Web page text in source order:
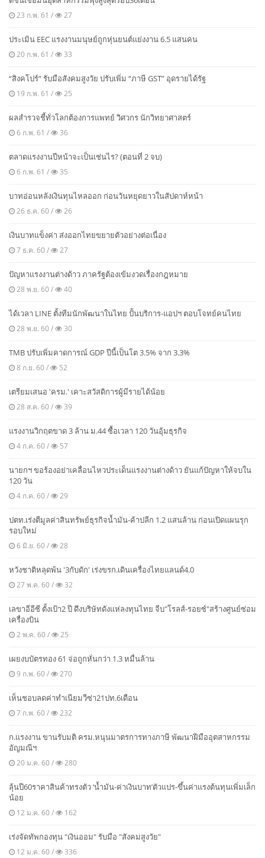
23 ก.พ. 61 / 27
ประเมิน EEC แรงงานมนุษย์ถูกหุ่นยนต์แย่งงาน 6.5 แสนคน
20 ก.พ. 61 / 33
“สิงคโปร์” รับมือสังคมสูงวัย ปรับเพิ่ม “ภาษี GST” อุดรายได้รัฐ
19 ก.พ. 61 / 25
ผลสำรวจชี้ทั่วโลกต้องการแพทย์ วิศวกร นักวิทยาศาสตร์
6 ก.พ. 61 / 36
ตลาดแรงงานปีหน้าจะเป็นเช่นไร? (ตอนที่ 2 จบ)
6 ก.พ. 61 / 35
บาทอ่อนหลังเงินทุนไหลออก ก่อนวันหยุดยาวในสัปดาห์หน้า
26 ธ.ค. 60 / 26
เงินบาทแข็งค่า ส่งออกไทยขยายตัวอย่างต่อเนื่อง
7 ธ.ค. 60 / 27
ปัญหาแรงงานต่างด้าว ภาครัฐต้องเข้มงวดเรื่องกฎหมาย
28 พ.ย. 60 / 40
ได้เวลา LINE ตั้งทีมนักพัฒนาในไทย ปั้นบริการ-แอปฯ ตอบโจทย์คนไทย
28 พ.ย. 60 / 30
TMB ปรับเพิ่มคาดการณ์ GDP ปีนี้เป็นโต 3.5% จาก 3.3%
8 ก.ย. 60 / 52
เตรียมเสนอ 'ครม.' เคาะสวัสดิการผู้มีรายได้น้อย
28 ส.ค. 60 / 39
แรงงานวิกฤตขาด 3 ล้าน ม.44 ซื้อเวลา 120 วันอุ้มธุรกิจ
4 ก.ค. 60 / 57
นายกฯ ขอร้องอย่าเคลื่อนไหวประเด็นแรงงานต่างด้าว ยันแก้ปัญหาให้จบใน
120 วัน
4 ก.ค. 60 / 29
ปตท.เร่งตีมูลค่าสินทรัพย์ธุรกิจน้ำมัน-ค้าปลีก 1.2 แสนล้าน ก่อนเปิดแผนรุก
รอบใหม่
6 มิ.ย. 60 / 28
หวังชาติหลุดพ้น '3กับดัก' เร่งขรก.เดินเครื่องไทยแลนด์4.0
27 พ.ค. 60 / 32
เลขาอีอีซี ตั้งเป้า2 ปี ดึงบริษัทดังแห่ลงทุนไทย จีบ"โรลส์-รอยซ์"สร้างศูนย์ซ่อม
เครื่องบิน
2 พ.ค. 60 / 25
เผยงบบัตรทอง 61 จ่อถูกหั่นกว่า 1.3 หมื่นล้าน
9 ก.พ. 60 / 270
เห็นชอบลดค่าทำเนียมวีซ่า21ปท.6เดือน
7 ก.พ. 60 / 232
ก.แรงงาน ขานรับมติ ครม.หนุนมาตรการทางภาษี พัฒนาฝีมืออุตสาหกรรม
อัญมณีฯ
20 ม.ค. 60 / 280
ลุ้นปี60ราคาสินค้าทรงตัว ‘นํ้ามัน-ค่าเงินบาท’ตัวแปร-ขึ้นค่าแรงต้นทุนเพิ่มเล็ก
น้อย
12 ม.ค. 60 / 162
เร่งจัดทัพกองทุน "เงินออม" รับมือ "สังคมสูงวัย"
12 ม.ค. 60 / 336